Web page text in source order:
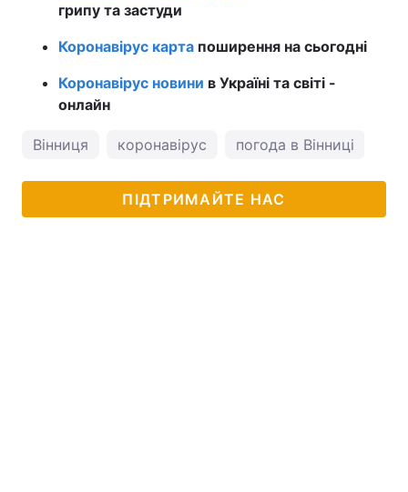
грипу та застуди
Коронавірус карта поширення на сьогодні
Коронавірус новини в Україні та світі -
онлайн
Вінниця коронавірус погода в Вінниці
ПІДТРИМАЙТЕ НАС